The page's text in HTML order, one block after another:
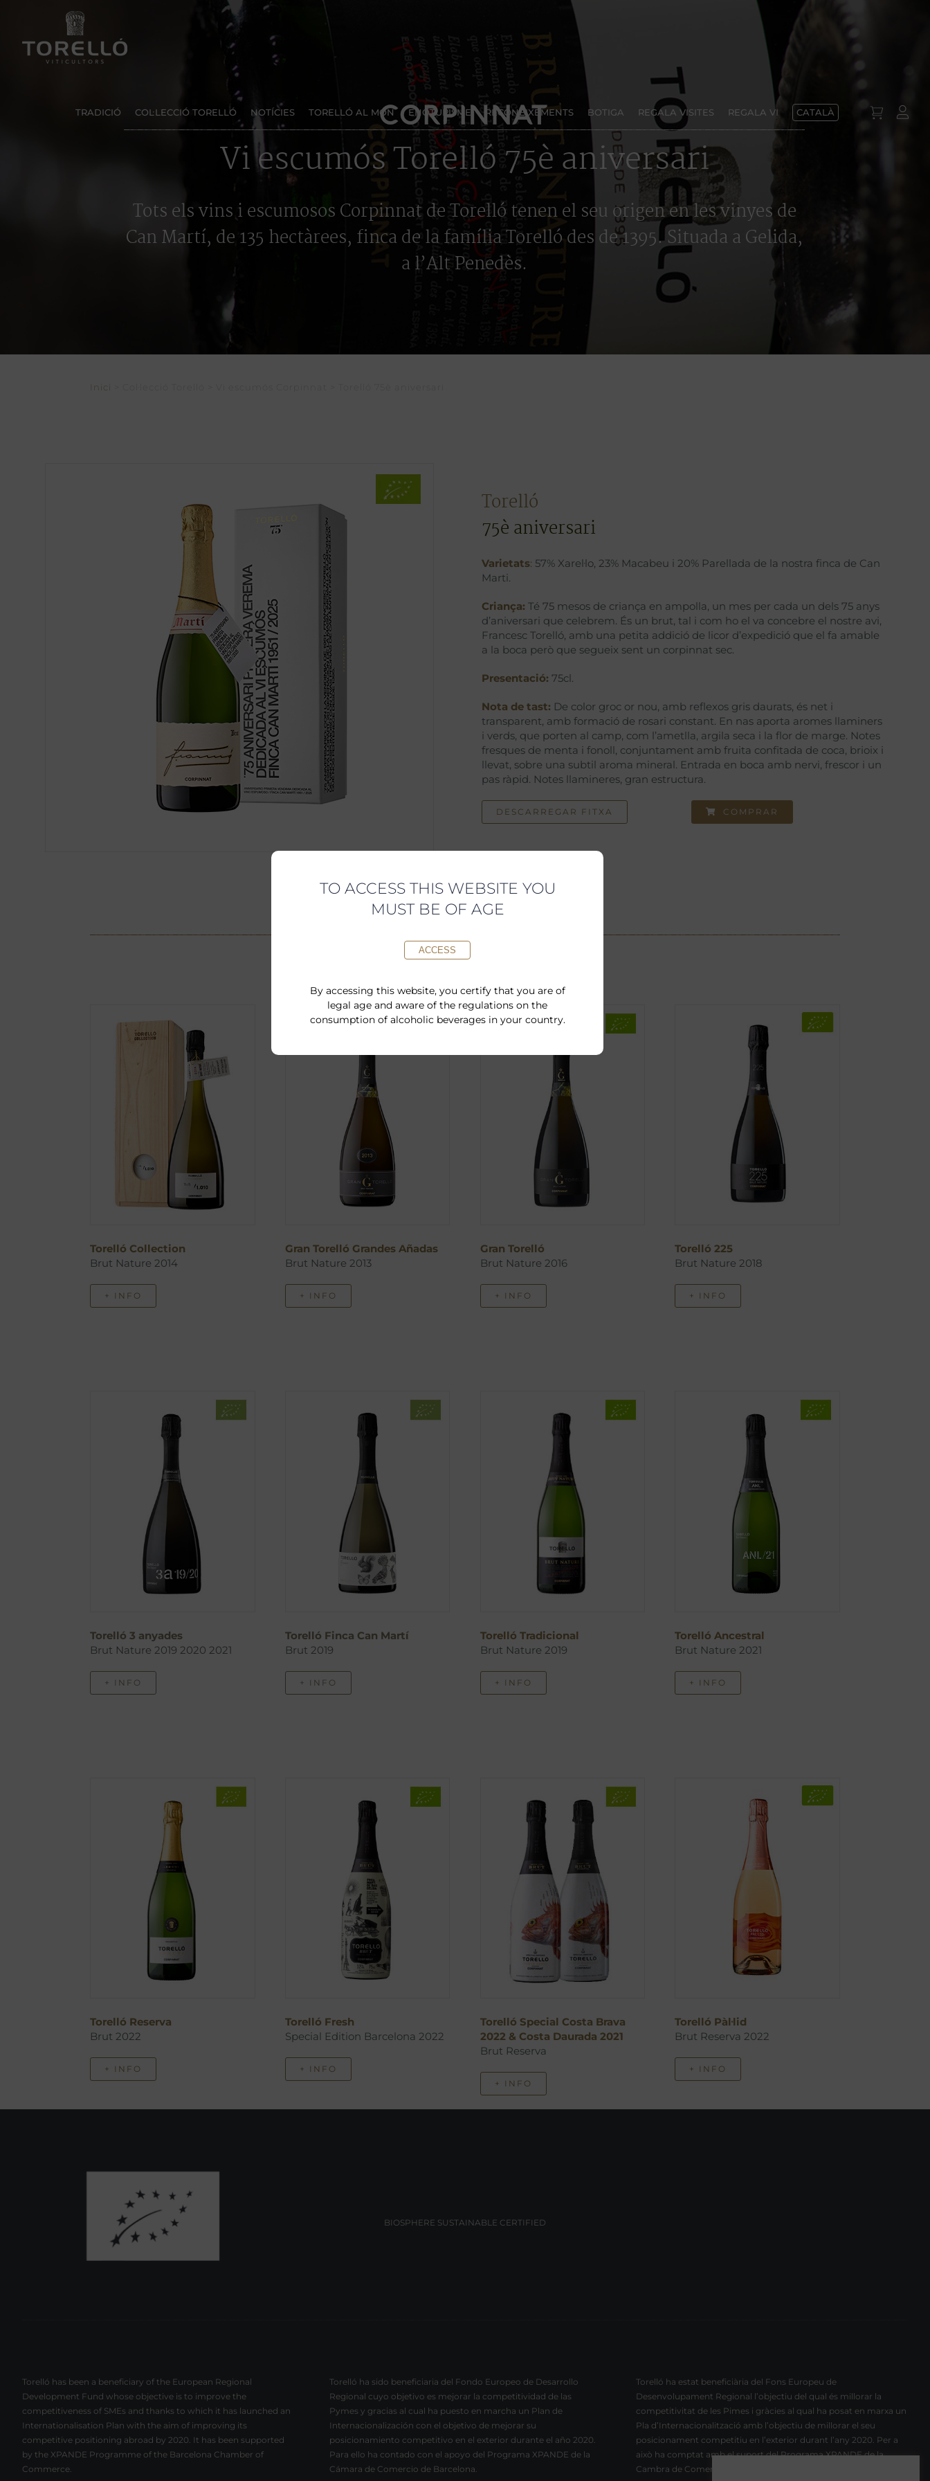
TRADICIÓ COL·LECCIÓ TORELLÓ NOTÍCIES TORELLÓ AL MÓN ENOTURISME RECONEIXEMENTS BOTIGA REGALA VISITES REGALA VI CATALÀ
Vi escumós Torelló 75è aniversari
Tots els vins i escumosos Corpinnat de Torelló tenen el seu origen en les vinyes de
Can Martí, de 135 hectàrees, finca de la família Torelló des de 1395. Situada a Gelida,
a l’Alt Penedès.
Inici
Torelló
75è aniversari
Varietats: 57% Xarel·lo, 23% Macabeu i 20% Parellada de la nostra finca de Can
Marti.
Criança: Té 75 mesos de criança en ampolla, un mes per cada un dels 75 anys
d’aniversari que celebrem. És un brut, tal i com ho el va concebre el nostre avi,
Francesc Torelló, amb una petita addició de licor d’expedició que el fa amable
a la boca però que segueix sent un corpinnat sec.
Presentació: 75cl.
Nota de tast: De color groc or nou, amb reflexos gris daurats, és net i
transparent, amb formació de rosari constant. En nas aporta aromes llaminers
i verds, que porten al camp, com l’ametlla, argila seca i la flor de marge. Notes
fresques de menta i fonoll, conjuntament amb fruita confitada de coca, brioix i
llevat, sobre una subtil aroma mineral. Entrada en boca amb nervi, frescor i un
pas ràpid. Notes llamineres, gran estructura.
DESCARREGAR FITXA COMPRAR
Torelló Collection
Brut Nature 2014
+ INFO
Gran Torelló Grandes Añadas
Brut Nature 2013
+ INFO
Gran Torelló
Brut Nature 2016
+ INFO
Torelló 225
Brut Nature 2018
+ INFO
Torelló 3 anyades
Brut Nature 2019 2020 2021
+ INFO
Torelló Finca Can Martí
Brut 2019
+ INFO
Torelló Tradicional
Brut Nature 2019
+ INFO
Torelló Ancestral
Brut Nature 2021
+ INFO
Torelló Reserva
Brut 2022
+ INFO
Torelló Fresh
Special Edition Barcelona 2022
+ INFO
Torelló Special Costa Brava
2022 & Costa Daurada 2021
Brut Reserva
+ INFO
Torelló Pàl·lid
Brut Reserva 2022
+ INFO
BIOSPHERE SUSTAINABLE CERTIFIED
Torelló has been a beneficiary of the European Regional
Development Fund whose objective is to improve the
competitiveness of SMEs and thanks to which it has launched an
Internationalisation Plan with the aim of improving its
competitive positioning abroad by 2020. It has been supported
by the XPANDE Programme of the Barcelona Chamber of
Commerce.
Torelló ha sido beneficiaria del Fondo Europeo de Desarrollo
Regional cuyo objetivo es mejorar la competitividad de las
Pymes y gracias al cual ha puesto en marcha un Plan de
Internacionalización con el objetivo de mejorar su
posicionamiento competitivo en el exterior durante el año 2020.
Para ello ha contado con el apoyo del Programa XPANDE de la
Cámara de Comercio de Barcelona.
Torelló ha estat beneficiària del Fons Europeu de
Desenvolupament Regional l’objectiu del qual és millorar la
competitivitat de les Pimes i gràcies al qual ha posat en marxa un
Pla d’Internacionalització amb l’objectiu de millorar el seu
posicionament competitiu en l’exterior durant l’any 2020. Per a
això ha comptat amb el suport del Programa XPANDE de la
Cambra de Comerç de Barcelona.
TO ACCESS THIS WEBSITE YOU
MUST BE OF AGE
ACCESS
By accessing this website, you certify that you are of
legal age and aware of the regulations on the
consumption of alcoholic beverages in your country.